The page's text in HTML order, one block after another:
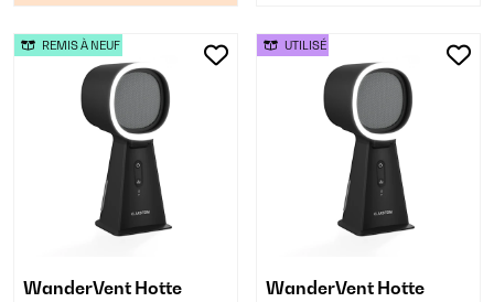
WanderVent Hotte
REMIS À NEUF
WanderVent Hotte
UTILISÉ